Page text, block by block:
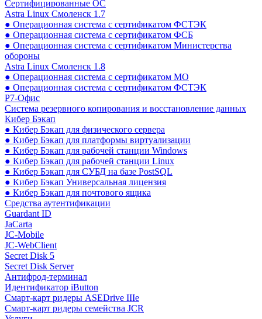
Сертифицированные ОС
Astra Linux Смоленск 1.7
● Операционная система с сертификатом ФСТЭК
● Операционная система с сертификатом ФСБ
● Операционная система с сертификатом Министерства
обороны
Astra Linux Смоленск 1.8
● Операционная система с сертификатом МО
● Операционная система с сертификатом ФСТЭК
Р7-Офис
Система резервного копирования и восстановление данных
Кибер Бэкап
● Кибер Бэкап для физического сервера
● Кибер Бэкап для платформы виртуализации
● Кибер Бэкап для рабочей станции Windows
● Кибер Бэкап для рабочей станции Linux
● Кибер Бэкап для СУБД на базе PostSQL
● Кибер Бэкап Универсальная лицензия
● Кибер Бэкап для почтового ящика
Средства аутентификации
Guardant ID
JaCarta
JC-Mobile
JC-WebClient
Secret Disk 5
Secret Disk Server
Антифрод-терминал
Идентификатор iButton
Смарт-карт ридеры ASEDrive IIIe
Смарт-карт ридеры семейства JCR